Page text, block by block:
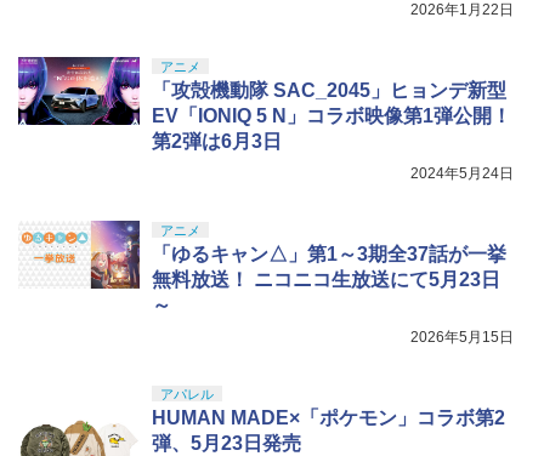
2026年1月22日
アニメ
「攻殻機動隊 SAC_2045」ヒョンデ新型
EV「IONIQ 5 N」コラボ映像第1弾公開！
第2弾は6月3日
2024年5月24日
アニメ
「ゆるキャン△」第1～3期全37話が一挙
無料放送！ ニコニコ生放送にて5月23日
～
2026年5月15日
アパレル
HUMAN MADE×「ポケモン」コラボ第2
弾、5月23日発売